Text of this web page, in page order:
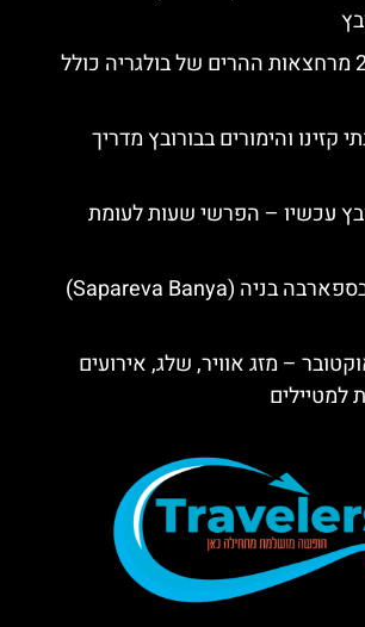
טיול מבורובץ ל-2 מרחצאות ההרים של בולגריה כולל
קזינו והימורים בבורובץ מדריך
עכשיו – הפרשי שעות לעומת
בריכות תרמיות בספארבה בניה (Sapareva Banya)
– מזג אוויר, שלג, אירועים
למטיילים